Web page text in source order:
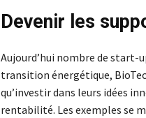
Devenir les
Aujourd’hui nombre de start-
transition énergétique,
qu’investir dans leurs idées
rentabilité. Les exemples se